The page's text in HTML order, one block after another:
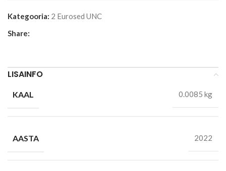
Kategooria: 2 Eurosed UNC
Share:
LISAINFO
KAAL 0.0085 kg
AASTA 2022